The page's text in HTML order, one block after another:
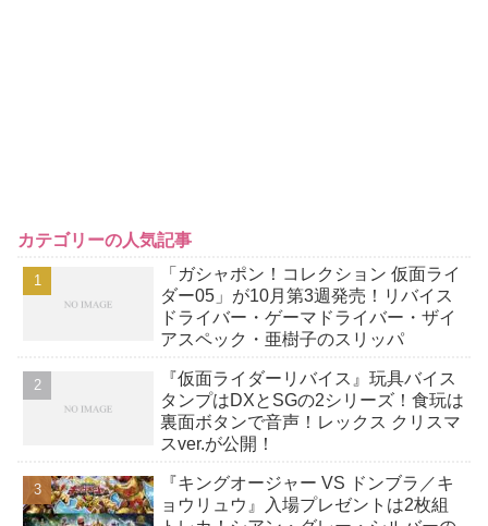
カテゴリーの人気記事
「ガシャポン！コレクション 仮面ライ
ダー05」が10月第3週発売！リバイス
ドライバー・ゲーマドライバー・ザイ
アスペック・亜樹子のスリッパ
『仮面ライダーリバイス』玩具バイス
タンプはDXとSGの2シリーズ！食玩は
裏面ボタンで音声！レックス クリスマ
スver.が公開！
『キングオージャー VS ドンブラ／キ
ョウリュウ』入場プレゼントは2枚組